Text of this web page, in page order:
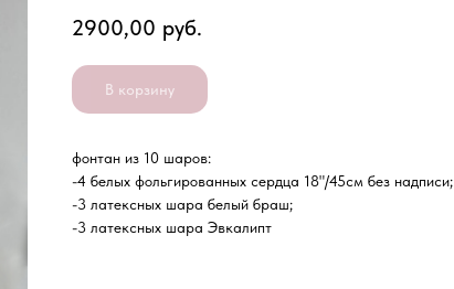
2900,00 руб.
В корзину
фонтан из 10 шаров:
-4 белых фольгированных сердца 18"/45см без надписи;
-3 латексных шара белый браш;
-3 латексных шара Эвкалипт